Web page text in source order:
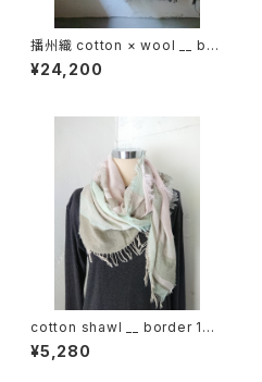
播州織 cotton × wool __ bor
der 220-120 花灯路GK
¥24,200
cotton shawl __ border 160
春霖w
¥5,280